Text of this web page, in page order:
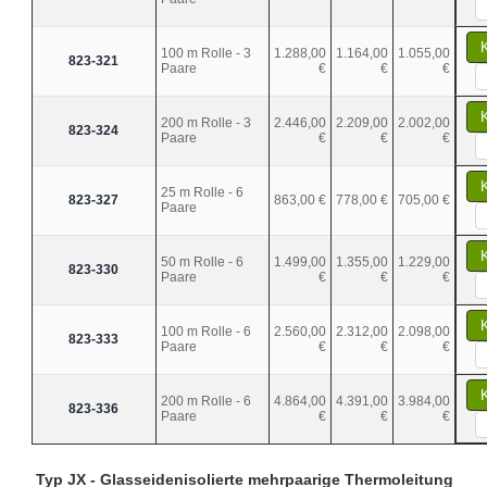
823-321
100 m Rolle - 3
Paare
1.288,00
€
1.164,00
€
1.055,00
€
823-324
200 m Rolle - 3
Paare
2.446,00
€
2.209,00
€
2.002,00
€
823-327
25 m Rolle - 6
Paare
863,00 € 778,00 € 705,00 €
823-330
50 m Rolle - 6
Paare
1.499,00
€
1.355,00
€
1.229,00
€
823-333
100 m Rolle - 6
Paare
2.560,00
€
2.312,00
€
2.098,00
€
823-336
200 m Rolle - 6
Paare
4.864,00
€
4.391,00
€
3.984,00
€
Typ JX - Glasseidenisolierte mehrpaarige Thermoleitung